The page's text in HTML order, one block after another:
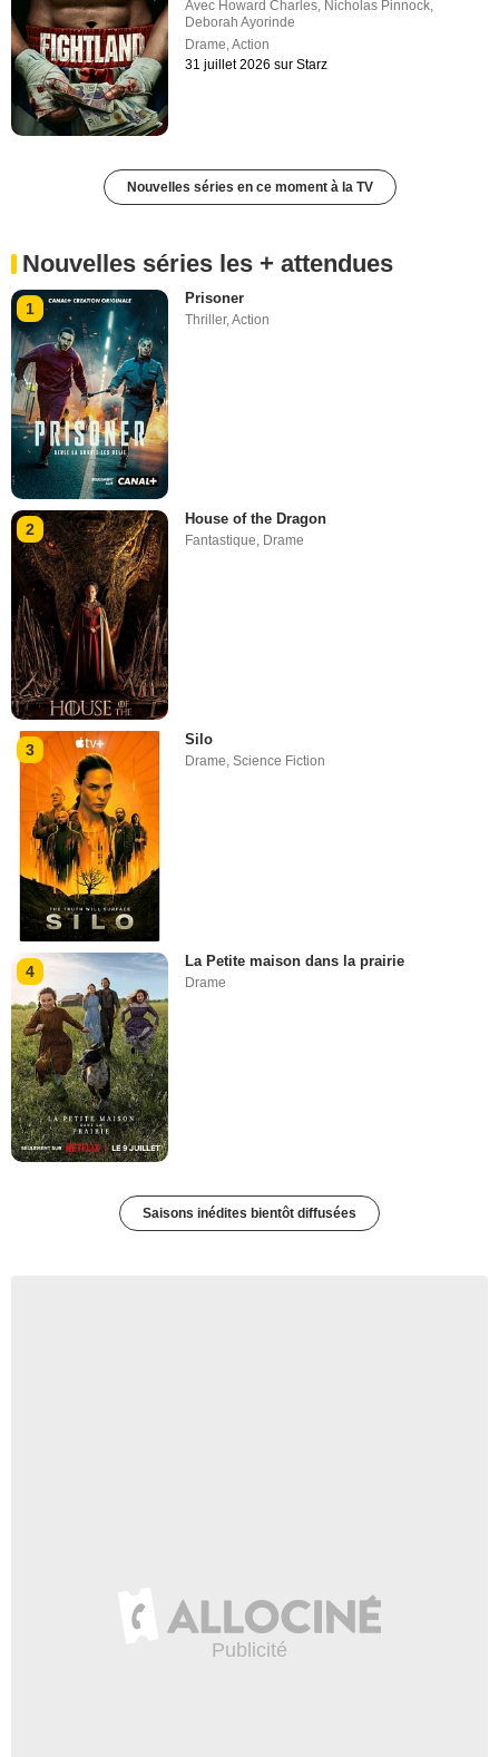
Avec Howard Charles, Nicholas Pinnock,
Deborah Ayorinde
Drame,Action
31 juillet 2026 sur Starz
Nouvelles séries en ce moment à la TV
Nouvelles séries les + attendues
1
Prisoner
Thriller,Action
2
House of the Dragon
Fantastique, Drame
3
Silo
Drame,Science Fiction
4
La Petite maison dans la prairie
Drame
Saisons inédites bientôt diffusées